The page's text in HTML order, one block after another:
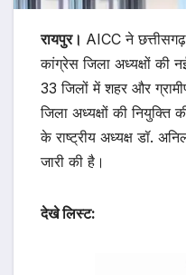
रायपुर। AICC ने
कांग्रेस जिला अध्यक्षों की
33 जिलों में शहर और
जिला अध्यक्षों की
के राष्ट्रीय अध्यक्ष डॉ.
जारी की है।
देखे लिस्ट: